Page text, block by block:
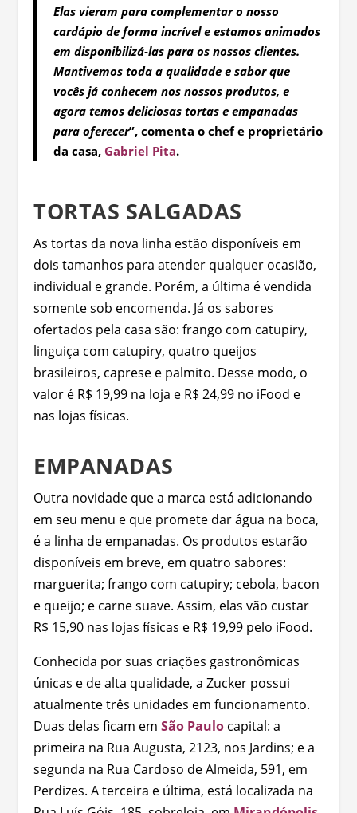
Elas vieram para complementar o nosso
cardápio de forma incrível e estamos animados
em disponibilizá-las para os nossos clientes.
Mantivemos toda a qualidade e sabor que
vocês já conhecem nos nossos produtos, e
agora temos deliciosas tortas e empanadas
para oferecer”, comenta o chef e proprietário
da casa, Gabriel Pita.
TORTAS SALGADAS
As tortas da nova linha estão disponíveis em
dois tamanhos para atender qualquer ocasião,
individual e grande. Porém, a última é vendida
somente sob encomenda. Já os sabores
ofertados pela casa são: frango com catupiry,
linguiça com catupiry, quatro queijos
brasileiros, caprese e palmito. Desse modo, o
valor é R$ 19,99 na loja e R$ 24,99 no iFood e
nas lojas físicas.
EMPANADAS
Outra novidade que a marca está adicionando
em seu menu e que promete dar água na boca,
é a linha de empanadas. Os produtos estarão
disponíveis em breve, em quatro sabores:
marguerita; frango com catupiry; cebola, bacon
e queijo; e carne suave. Assim, elas vão custar
R$ 15,90 nas lojas físicas e R$ 19,99 pelo iFood.
Conhecida por suas criações gastronômicas
únicas e de alta qualidade, a Zucker possui
atualmente três unidades em funcionamento.
Duas delas ficam emSão Paulo capital: a
primeira na Rua Augusta, 2123, nos Jardins; e a
segunda na Rua Cardoso de Almeida, 591, em
Perdizes. A terceira e última, está localizada na